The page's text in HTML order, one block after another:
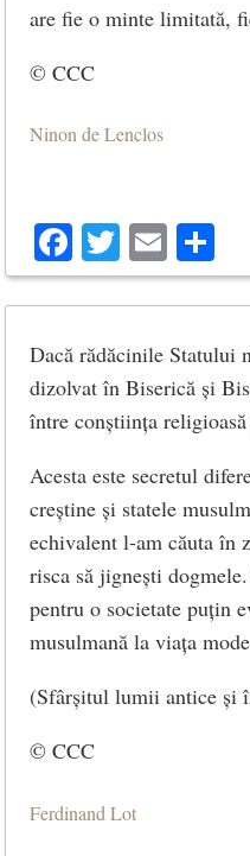
are fie o minte limitată,
© CCC
Ninon de Lenclos
Facebook
Twitter
Email
Dacă rădăcinile Statului
dizolvat în Biserică și
între conștiința
Acesta este secretul
creștine și statele
echivalent l-am căuta
risca să jignești
pentru o societate puțin
musulmană la viața
(Sfârșitul lumii antice și
© CCC
Ferdinand Lot